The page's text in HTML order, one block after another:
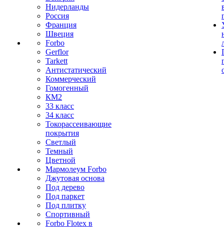
Нидерланды
Россия
Франция
Швеция
Forbo
Gerflor
Tarkett
Антистатический
Коммерческий
Гомогенный
КМ2
33 класс
34 класс
Токорассеивающие
покрытия
Светлый
Темный
Цветной
Мармолеум Forbo
Джутовая основа
Под дерево
Под паркет
Под плитку
Спортивный
Forbo Flotex в